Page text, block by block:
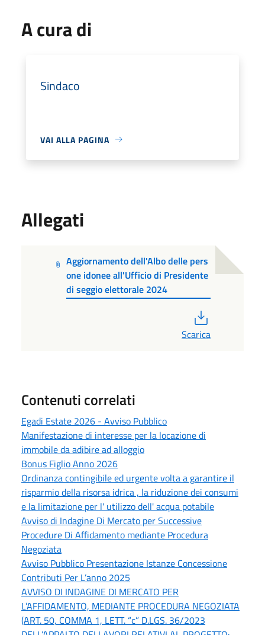
A cura di
Sindaco
VAI ALLA PAGINA
Allegati
Aggiornamento dell'Albo delle pers
one idonee all'Ufficio di Presidente
di seggio elettorale 2024
Scarica
Contenuti correlati
Egadi Estate 2026 - Avviso Pubblico
Manifestazione di interesse per la locazione di
immobile da adibire ad alloggio
Bonus Figlio Anno 2026
Ordinanza contingibile ed urgente volta a garantire il
risparmio della risorsa idrica , la riduzione dei consumi
e la limitazione per l' utilizzo dell' acqua potabile
Avviso di Indagine Di Mercato per Successive
Procedure Di Affidamento mediante Procedura
Negoziata
Avviso Pubblico Presentazione Istanze Concessione
Contributi Per L’anno 2025
AVVISO DI INDAGINE DI MERCATO PER
L’AFFIDAMENTO, MEDIANTE PROCEDURA NEGOZIATA
(ART. 50, COMMA 1, LETT. “c” D.LGS. 36/2023